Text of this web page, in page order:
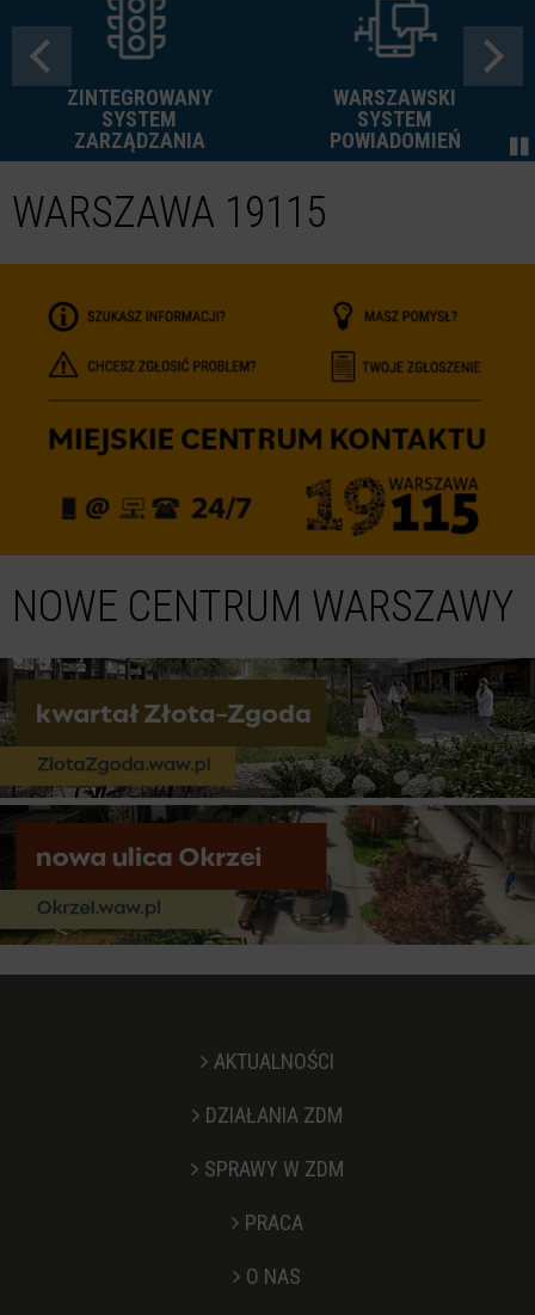
ZINTEGROWANY
SYSTEM
ZARZĄDZANIA
WARSZAWSKI
SYSTEM
POWIADOMIEŃ
WARSZAWA 19115
NOWE CENTRUM WARSZAWY
AKTUALNOŚCI
DZIAŁANIA ZDM
SPRAWY W ZDM
PRACA
O NAS